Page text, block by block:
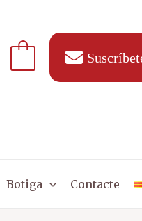
Botiga Contacte